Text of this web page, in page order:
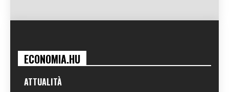
ECONOMIA.HU
ATTUALITÀ